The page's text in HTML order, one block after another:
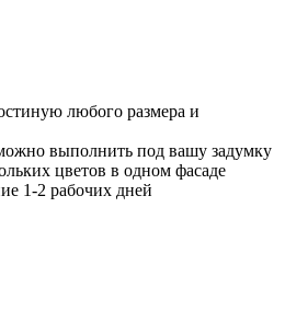
любого размера и
выполнить под вашу задумку
цветов в одном фасаде
1-2 рабочих дней